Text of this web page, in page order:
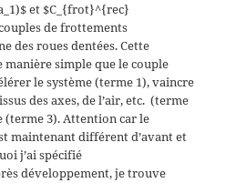
et $C_{frot}^{rec}
de frottements
des roues dentées. Cette
simple que le couple
le système (terme 1), vaincre
des axes, de l’air, etc. (terme
3). Attention car le
maintenant différent d’avant et
j’ai spécifié
développement, je trouve